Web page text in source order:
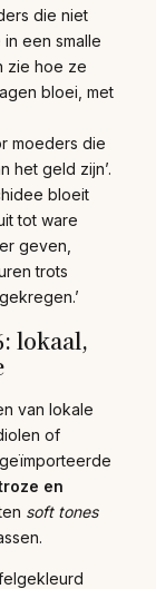
die niet
een smalle
zie hoe ze
bloei, met
moeders die
het geld zijn’.
bloeit
tot ware
geven,
trots
lokaal,
van lokale
of
en
soft tones